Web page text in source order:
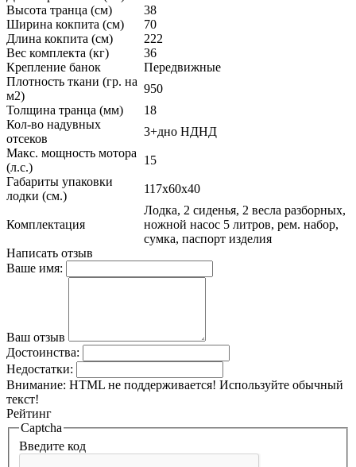
Высота транца (см)
38
Ширина кокпита (см)
70
Длина кокпита (см)
222
Вес комплекта (кг)
36
Крепление банок
Передвижные
Плотность ткани (гр. на
м2)
950
Толщина транца (мм)
18
Кол-во надувных
отсеков
3+дно НДНД
Макс. мощность мотора
(л.с.)
15
Габариты упаковки
лодки (см.)
117х60х40
Комплектация
Лодка, 2 сиденья, 2 весла разборных,
ножной насос 5 литров, рем. набор,
сумка, паспорт изделия
Написать отзыв
Ваше имя:
Ваш отзыв
Достоинства:
Недостатки:
Внимание: HTML не поддерживается! Используйте обычный
текст!
Рейтинг
Captcha
Введите код